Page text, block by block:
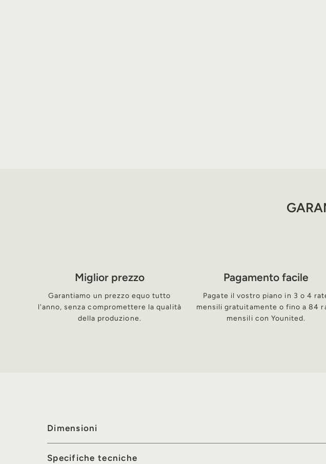
Miglior prezzo
Garantiamo un prezzo equo tutto
l'anno, senza compromettere la qualità
della produzione.
Pagamento facile
Pagate il vostro piano in 3 o 4
mensili gratuitamente o fino a 84
mensili con Younited.
Dimensioni
Specifiche tecniche